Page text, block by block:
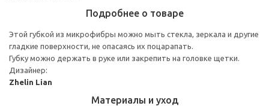
Подробнее о товаре
Этой губкой из микрофибры можно мыть стекла, зеркала и другие
гладкие поверхности, не опасаясь их поцарапать.
Губку можно держать в руке или закрепить на головке щетки.
Дизайнер:
Zhelin Lian
Материалы и уход